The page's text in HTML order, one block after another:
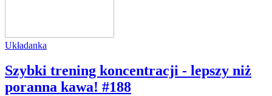
Układanka
Szybki trening koncentracji - lepszy niż
poranna kawa! #188